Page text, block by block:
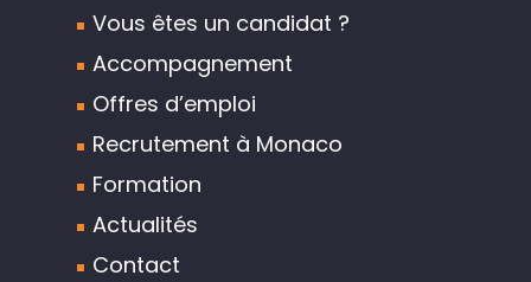
Vous êtes un candidat ?
Accompagnement
Offres d’emploi
Recrutement à Monaco
Formation
Actualités
Contact